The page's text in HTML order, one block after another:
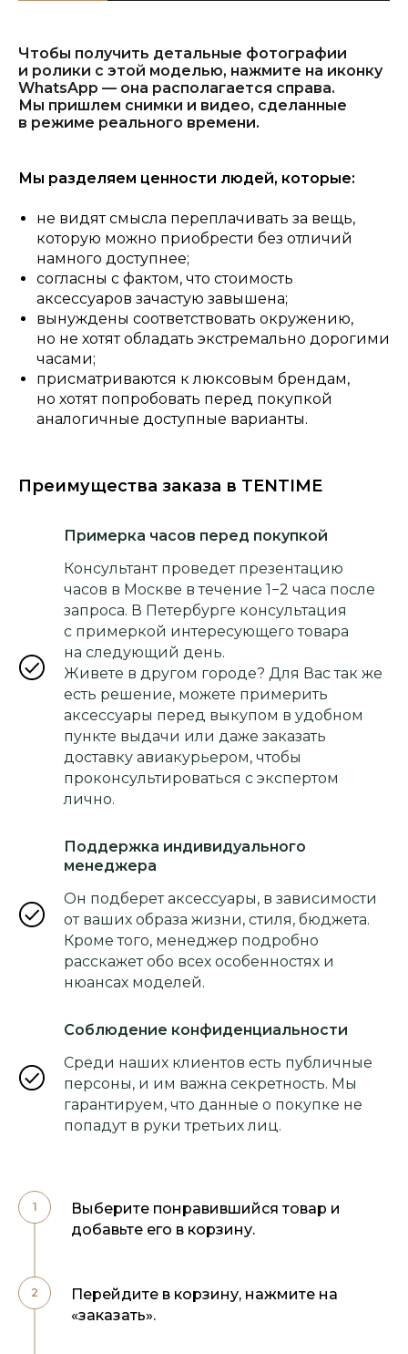
Чтобы получить детальные фотографии
и ролики с этой моделью, нажмите на иконку
WhatsApp — она располагается справа.
Мы пришлем снимки и видео, сделанные
в режиме реального времени.
Мы разделяем ценности людей, которые:
не видят смысла переплачивать за вещь,
которую можно приобрести без отличий
намного доступнее;
согласны с фактом, что стоимость
аксессуаров зачастую завышена;
вынуждены соответствовать окружению,
но не хотят обладать экстремально дорогими
часами;
присматриваются к люксовым брендам,
но хотят попробовать перед покупкой
аналогичные доступные варианты.
Преимущества заказа в TENTIME
Примерка часов перед покупкой
Консультант проведет презентацию
часов в Москве в течение 1−2 часа после
запроса. В Петербурге консультация
с примеркой интересующего товара
на следующий день.
Живете в другом городе? Для Вас так же
есть решение, можете примерить
аксессуары перед выкупом в удобном
пункте выдачи или даже заказать
доставку авиакурьером, чтобы
проконсультироваться с экспертом
лично.
Поддержка индивидуального
менеджера
Он подберет аксессуары, в зависимости
от ваших образа жизни, стиля, бюджета.
Кроме того, менеджер подробно
расскажет обо всех особенностях и
нюансах моделей.
Соблюдение конфиденциальности
Среди наших клиентов есть публичные
персоны, и им важна секретность. Мы
гарантируем, что данные о покупке не
попадут в руки третьих лиц.
Выберите понравившийся товар и
добавьте его в корзину.
Перейдите в корзину, нажмите на
«заказать».